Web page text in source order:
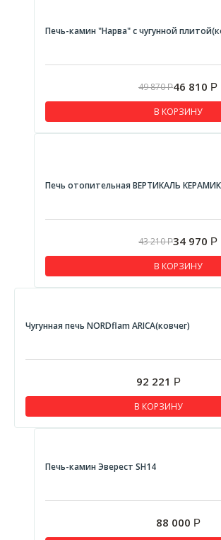
Печь-камин "Нарва" с чугунной
49 870Р46 810 Р
В КОРЗИНУ
Печь отопительная ВЕРТИКАЛЬ
43 210Р34 970 Р
В КОРЗИНУ
Чугунная печь NORDflam ARICA(ковчег)
92 221 Р
В КОРЗИНУ
Печь-камин Эверест SH14
88 000 Р